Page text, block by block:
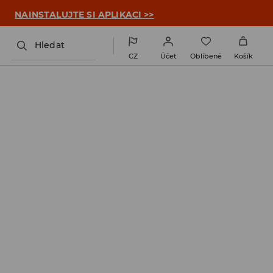
NAINSTALUJTE SI APLIKACI >>
Hledat
CZ Účet Oblíbené Košík